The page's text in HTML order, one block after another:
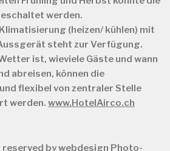
werden.
(heizen/ kühlen) mit
steht zur Verfügung.
ist, wieviele Gäste und wann
abreisen, können die
flexibel von zentraler Stelle
werden. www.HotelAirco.ch
bywebdesign Photo-